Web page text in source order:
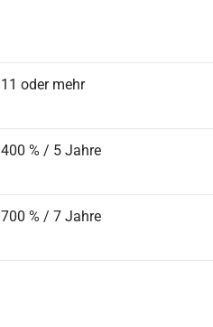
11 oder mehr
400 % / 5 Jahre
700 % / 7 Jahre